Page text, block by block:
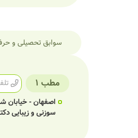
سوابق تحصیلی و
مطب 1
سوزنی و زیبایی